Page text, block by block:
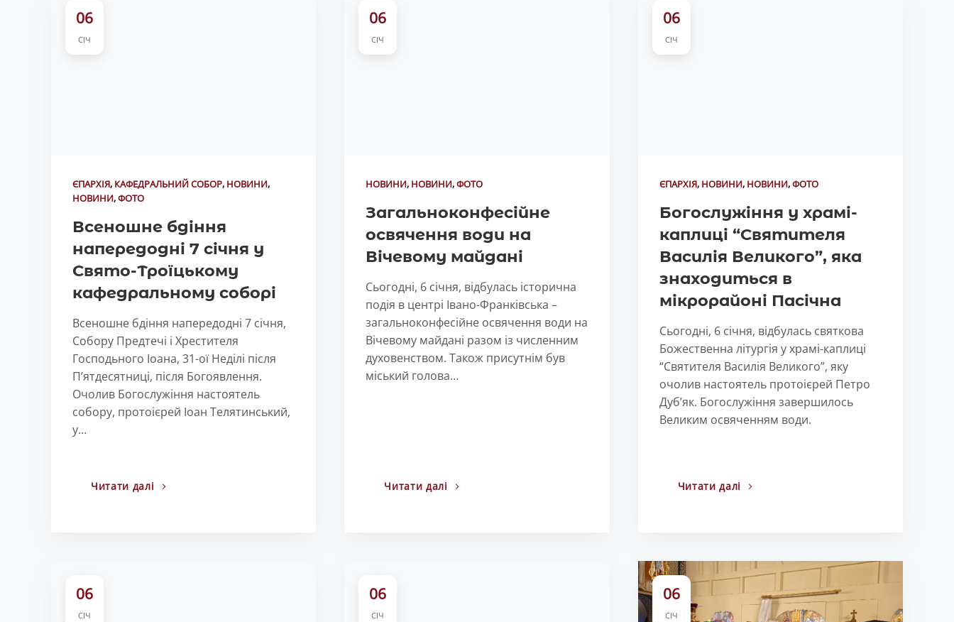
06
СІЧ
ЄПАРХІЯ, КАФЕДРАЛЬНИЙ СОБОР, НОВИНИ,
НОВИНИ,ФОТО
Всеношне бдіння
напередодні 7 січня у
Свято-Троїцькому
кафедральному соборі
Всеношне бдіння напередодні 7 січня,
Собору Предтечі і Хрестителя
Господьного Іоана, 31-ої Неділі після
Пʼятдесятниці, після Богоявлення.
Очолив Богослужіння настоятель
собору, протоієрей Іоан Телятинський,
у…
Читати далі
06
СІЧ
НОВИНИ, НОВИНИ,ФОТО
Загальноконфесійне
освячення води на
Вічевому майдані
Сьогодні, 6 січня, відбулась історична
подія в центрі Івано-Франківська –
загальноконфесійне освячення води на
Вічевому майдані разом із численним
духовенством. Також присутнім був
міський голова…
Читати далі
06
СІЧ
ЄПАРХІЯ, НОВИНИ, НОВИНИ,ФОТО
Богослужіння у храмі-
каплиці “Cвятителя
Василія Великого”, яка
знаходиться в
мікрорайоні Пасічна
Сьогодні, 6 січня, відбулась святкова
Божественна літургія у храмі-каплиці
“Cвятителя Василія Великого”, яку
очолив настоятель протоієрей Петро
Дуб’як. Богослужіння завершилось
Великим освяченням води.
Читати далі
06
СІЧ
06
СІЧ
06
СІЧ